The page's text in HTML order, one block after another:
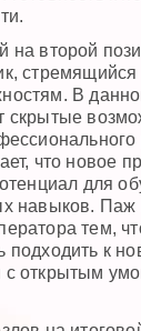
на второй
стремящийся
В
скрытые
что новое
для
навыков. Паж
тем,
подходить к
открытым